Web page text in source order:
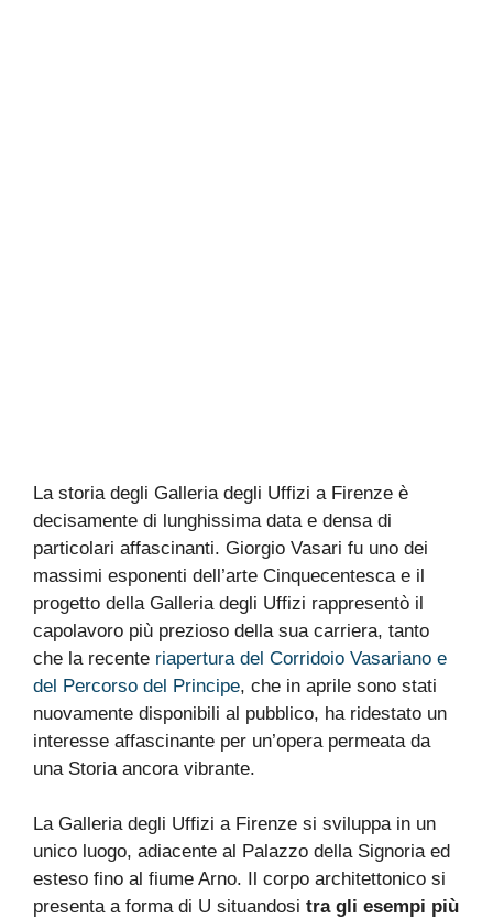
La storia degli Galleria degli Uffizi a Firenze è
decisamente di lunghissima data e densa di
particolari affascinanti. Giorgio Vasari fu uno dei
massimi esponenti dell’arte Cinquecentesca e il
progetto della Galleria degli Uffizi rappresentò il
capolavoro più prezioso della sua carriera, tanto
che la recente riapertura del Corridoio Vasariano e
del Percorso del Principe, che in aprile sono stati
nuovamente disponibili al pubblico, ha ridestato un
interesse affascinante per un’opera permeata da
una Storia ancora vibrante.
La Galleria degli Uffizi a Firenze si sviluppa in un
unico luogo, adiacente al Palazzo della Signoria ed
esteso fino al fiume Arno. Il corpo architettonico si
presenta a forma di U situandosi tra gli esempi più